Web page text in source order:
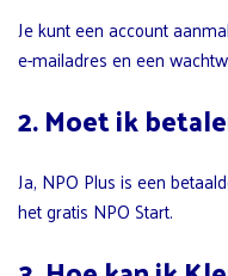
Je kunt een account
e-mailadres en een
2. Moet ik
Ja, NPO Plus is een
het gratis NPO Start.